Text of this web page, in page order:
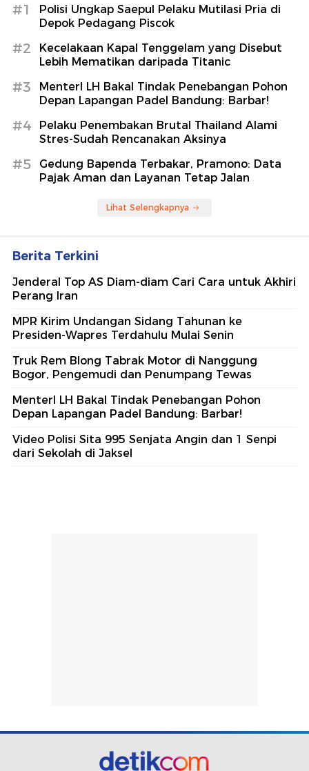
#1
Polisi Ungkap Saepul Pelaku Mutilasi Pria di
Depok Pedagang Piscok
#2
Kecelakaan Kapal Tenggelam yang Disebut
Lebih Mematikan daripada Titanic
#3
MenterI LH Bakal Tindak Penebangan Pohon
Depan Lapangan Padel Bandung: Barbar!
#4
Pelaku Penembakan Brutal Thailand Alami
Stres-Sudah Rencanakan Aksinya
#5
Gedung Bapenda Terbakar, Pramono: Data
Pajak Aman dan Layanan Tetap Jalan
Lihat Selengkapnya
Berita Terkini
Jenderal Top AS Diam-diam Cari Cara untuk Akhiri
Perang Iran
MPR Kirim Undangan Sidang Tahunan ke
Presiden-Wapres Terdahulu Mulai Senin
Truk Rem Blong Tabrak Motor di Nanggung
Bogor, Pengemudi dan Penumpang Tewas
MenterI LH Bakal Tindak Penebangan Pohon
Depan Lapangan Padel Bandung: Barbar!
Video Polisi Sita 995 Senjata Angin dan 1 Senpi
dari Sekolah di Jaksel